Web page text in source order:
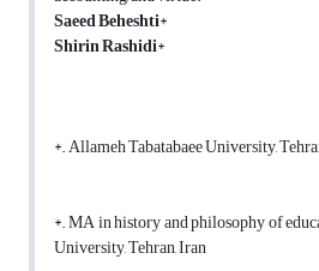
Saeed Beheshti*
Shirin Rashidi*
*. Allameh Tabatabaee University,
*. MA in history and philosophy of
University, Tehran, Iran